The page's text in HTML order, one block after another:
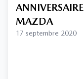
ANNIVERSAIRE
MAZDA
17 septembre 2020